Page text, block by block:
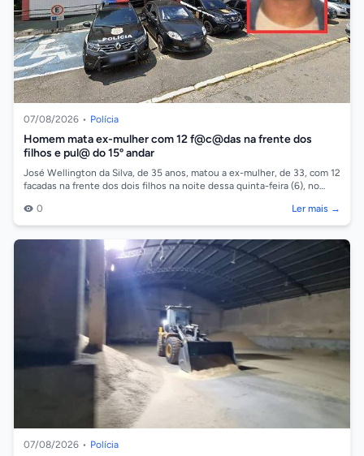
07/08/2026 • Polícia
Homem mata ex-mulher com 12 f@c@das na frente dos
filhos e pul@ do 15º andar
José Wellington da Silva, de 35 anos, matou a ex-mulher, de 33, com 12
facadas na frente dos dois filhos na noite dessa quinta-feira (6), no
0
Ler mais →
07/08/2026 • Polícia